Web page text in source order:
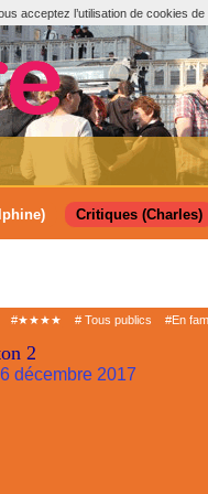
acceptez l’utilisation de cookies
Critiques (Charles)
#★★★★ # Tous publics #En
2
décembre 2017